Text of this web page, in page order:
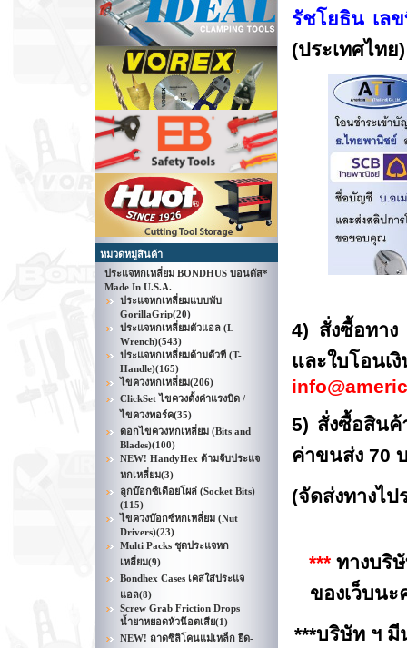
หมวดหมู่สินค้า
ประแจหกเหลี่ยม BONDHUS บอนดัส*
Made In U.S.A.
ประแจหกเหลี่ยมแบบพับ
GorillaGrip(20)
ประแจหกเหลี่ยมตัวแอล (L-
Wrench)(543)
ประแจหกเหลี่ยมด้ามตัวที (T-
Handle)(165)
ไขควงหกเหลี่ยม(206)
ClickSet ไขควงตั้งค่าแรงบิด /
ไขควงทอร์ค(35)
ดอกไขควงหกเหลี่ยม (Bits and
Blades)(100)
NEW! HandyHex ด้ามจับประแจ
หกเหลี่ยม(3)
ลูกบ๊อกซ์เดือยโผล่ (Socket Bits)
(115)
ไขควงบ๊อกซ์หกเหลี่ยม (Nut
Drivers)(23)
Multi Packs ชุดประแจหก
เหลี่ยม(9)
Bondhex Cases เคสใส่ประแจ
แอล(8)
Screw Grab Friction Drops
น้ำยาหยอดหัวน๊อตเสีย(1)
NEW! ถาดซิลิโคนแม่เหล็ก ยืด-
รัชโยธิน เล
(ประเทศไทย
4) สั่งซื้อทา
และใ
info
5) สั่งซื้อสิน
ค่าขนส่ง 70
(จัดส่งทางไ
*** ทางบริ
ของเว็บน
***บริษัท ฯ มี